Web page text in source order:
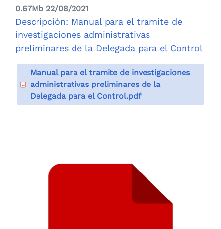
0.67Mb 22/08/2021
Descripción: Manual para el tramite de
investigaciones administrativas
preliminares de la Delegada para el Control
Manual para el tramite de investigaciones
administrativas preliminares de la
Delegada para el Control.pdf